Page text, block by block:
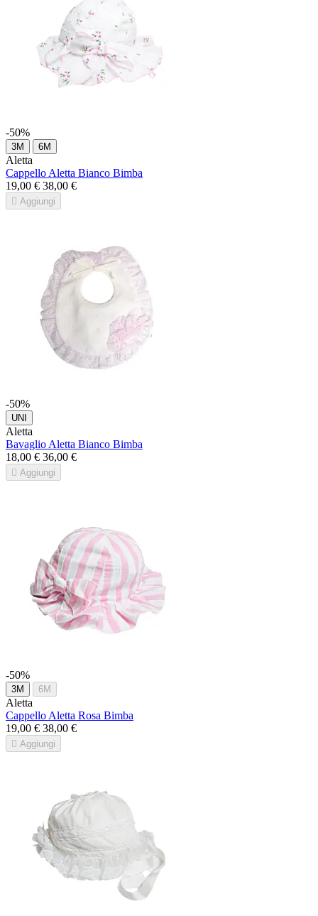
-50%
3M 6M
Aletta
Cappello Aletta Bianco Bimba
19,00 € 38,00 €
 Aggiungi
-50%
UNI
Aletta
Bavaglio Aletta Bianco Bimba
18,00 € 36,00 €
 Aggiungi
-50%
3M 6M
Aletta
Cappello Aletta Rosa Bimba
19,00 € 38,00 €
 Aggiungi